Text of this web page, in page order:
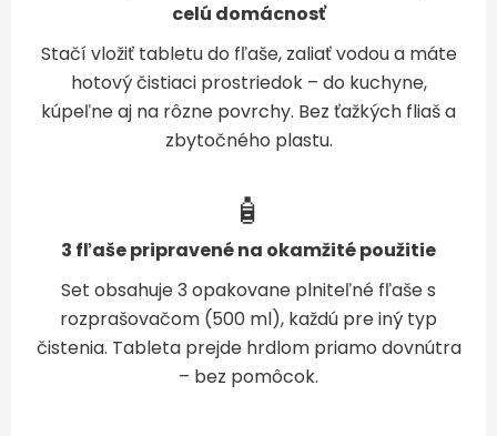
celú domácnosť
Stačí vložiť tabletu do fľaše, zaliať vodou a máte
hotový čistiaci prostriedok – do kuchyne,
kúpeľne aj na rôzne povrchy. Bez ťažkých fliaš a
zbytočného plastu.
🧴
3 fľaše pripravené na okamžité použitie
Set obsahuje 3 opakovane plniteľné fľaše s
rozprašovačom (500 ml), každú pre iný typ
čistenia. Tableta prejde hrdlom priamo dovnútra
– bez pomôcok.